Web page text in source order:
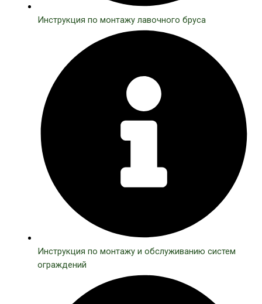
Инструкция по монтажу лавочного бруса
Инструкция по монтажу и обслуживанию систем
ограждений